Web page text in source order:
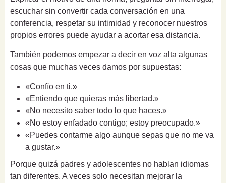
escuchar sin convertir cada conversación en una
conferencia, respetar su intimidad y reconocer nuestros
propios errores puede ayudar a acortar esa distancia.
También podemos empezar a decir en voz alta algunas
cosas que muchas veces damos por supuestas:
«Confío en ti.»
«Entiendo que quieras más libertad.»
«No necesito saber todo lo que haces.»
«No estoy enfadado contigo; estoy preocupado.»
«Puedes contarme algo aunque sepas que no me va
a gustar.»
Porque quizá padres y adolescentes no hablan idiomas
tan diferentes. A veces solo necesitan mejorar la